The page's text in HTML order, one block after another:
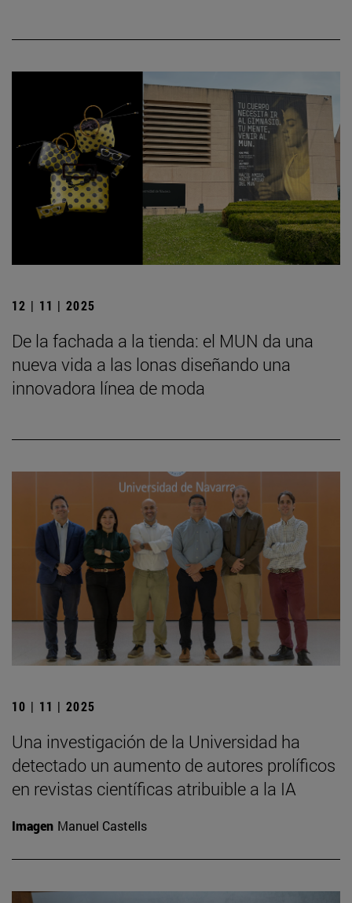
12 | 11 | 2025
De la fachada a la tienda: el MUN da una
nueva vida a las lonas diseñando una
innovadora línea de moda
10 | 11 | 2025
Una investigación de la Universidad ha
detectado un aumento de autores prolíficos
en revistas científicas atribuible a la IA
Imagen Manuel Castells